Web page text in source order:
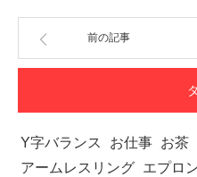
前の記事
Y字バランス お仕事 お茶
アームレスリング エプロ